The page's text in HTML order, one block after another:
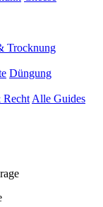
Trocknung
Düngung
Recht Alle Guides